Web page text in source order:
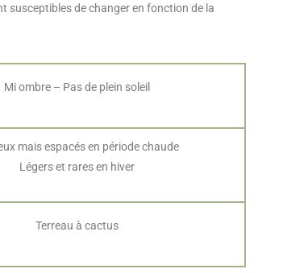
susceptibles de changer en fonction de la
Mi ombre – Pas de plein soleil
mais espacés en période chaude
Légers et rares en hiver
Terreau à cactus